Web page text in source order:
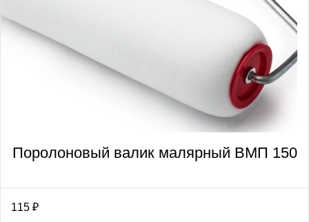
Поролоновый валик малярный ВМП 150
115 ₽